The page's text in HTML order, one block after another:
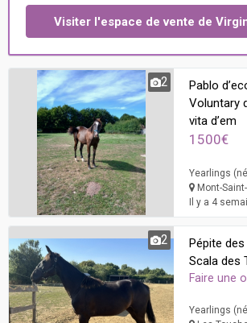
Visiter l'espace de vente de
2
Pablo
Voluntary
vita d’em
1500€
Yearlings
Mont-
Il y a 4
2
Pépite
Scala des
Faire une
Yearlings